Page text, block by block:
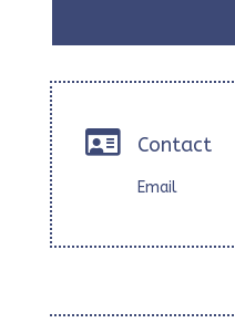
 Contact
Email